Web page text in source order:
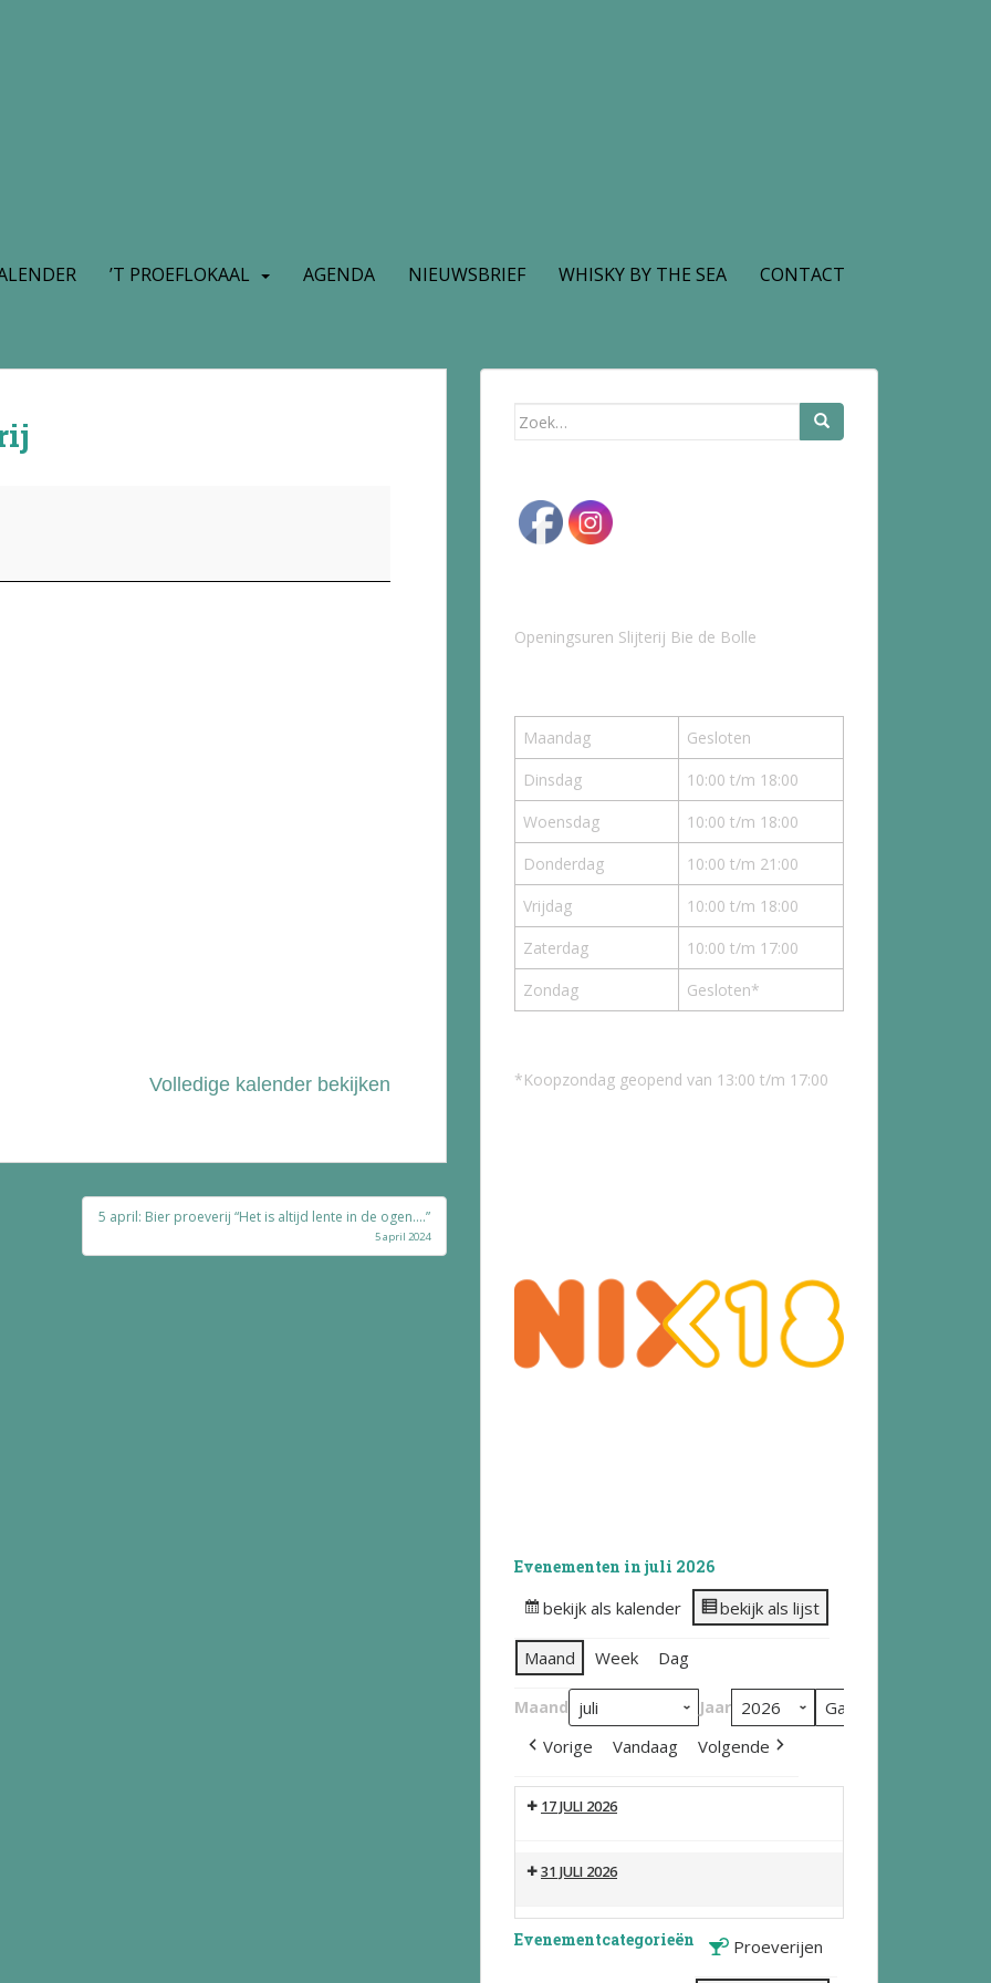
’T PROEFLOKAAL AGENDA NIEUWSBRIEF WHISKY BY THE SEA CONTACT
Volledige kalender bekijken
5 april: Bier proeverij “Het is altijd lente in de ogen….”
5 april 2024
Zoek
Openingsuren Slijterij Bie de Bolle
Maandag
Gesloten
Dinsdag
10:00 t/m 18:00
Woensdag
10:00 t/m 18:00
Donderdag
10:00 t/m 21:00
Vrijdag
10:00 t/m 18:00
Zaterdag
10:00 t/m 17:00
Zondag
Gesloten*
*Koopzondag geopend van 13:00 t/m 17:00
Evenementen in juli 2026
bekijk als kalender bekijk als lijst
Maand Week Dag
Maand Jaar
Vorige Vandaag Volgende
17 JULI 2026
31 JULI 2026
Evenementcategorieën Proeverijen